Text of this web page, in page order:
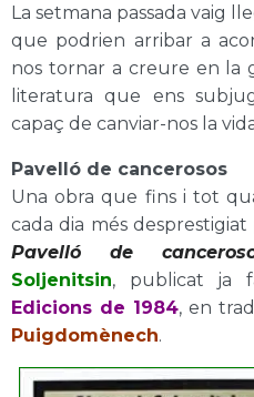
La setmana passada vaig
que podrien arribar a
nos tornar a creure en la
literatura que ens
capaç de canviar-nos la
Pavelló de cancerosos
Una obra que fins i tot
cada dia més
Pavelló de
Soljenitsin, publicat ja
Edicions de 1984, en
Puigdomènech.